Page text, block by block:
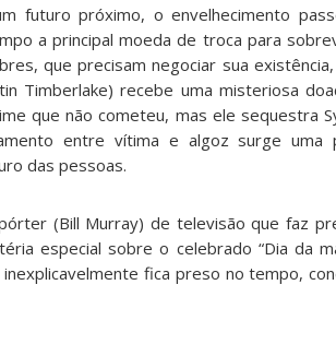
futuro próximo, o envelhecimento
a principal moeda de troca para
que precisam negociar sua
Timberlake) recebe uma misteriosa
que não cometeu, mas ele sequestra
entre vítima e algoz surge
das pessoas.
(Bill Murray) de televisão que faz
especial sobre o celebrado “Dia da
fica preso no tempo,